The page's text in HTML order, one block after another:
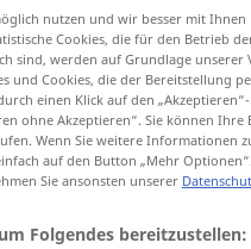
nutzen und wir besser mit Ihnen
Cookies, die für den Betrieb
sind, werden auf Grundlage unserer
und Cookies, die der Bereitstellung
einen Klick auf den
ohne Akzeptieren“. Sie können Ihre
Wenn Sie weitere Informationen
auf den Button „Mehr Optionen“.
Sie ansonsten unserer
Folgendes bereitzustellen: